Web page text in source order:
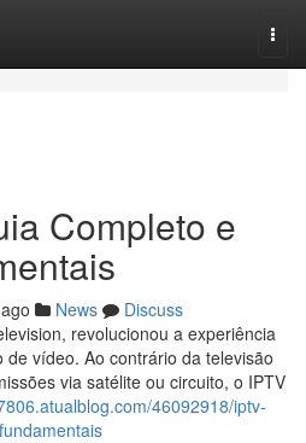
Completo e
News
Discuss
revolucionou a experiência
vídeo. Ao contrário da televisão
via satélite ou circuito, o IPTV
46092918/iptv-